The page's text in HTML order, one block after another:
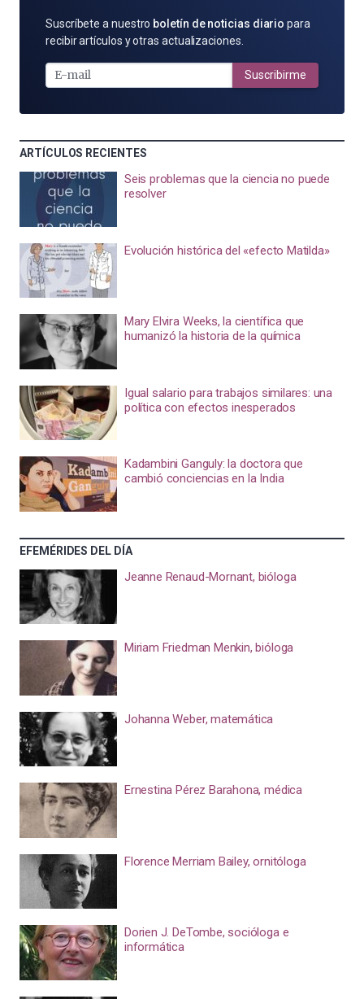
SUSCRÍBETE
POR
MAIL
Suscríbete a nuestro boletín de noticias diario para
recibir artículos y otras actualizaciones.
Suscribirme
ARTÍCULOS RECIENTES
Seis problemas que la ciencia no puede
resolver
Evolución histórica del «efecto Matilda»
Mary Elvira Weeks, la científica que
humanizó la historia de la química
Igual salario para trabajos similares: una
política con efectos inesperados
Kadambini Ganguly: la doctora que
cambió conciencias en la India
EFEMÉRIDES DEL DÍA
Jeanne Renaud-Mornant, bióloga
Miriam Friedman Menkin, bióloga
Johanna Weber, matemática
Ernestina Pérez Barahona, médica
Florence Merriam Bailey, ornitóloga
Dorien J. DeTombe, socióloga e
informática